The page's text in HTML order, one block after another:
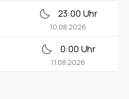
bedtime 23:00 Uhr
10.08.2026
bedtime 0:00 Uhr
11.08.2026